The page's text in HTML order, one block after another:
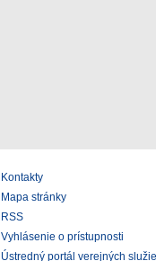
Kontakty
Mapa stránky
RSS
Vyhlásenie o prístupnosti
Ústredný portál verejných